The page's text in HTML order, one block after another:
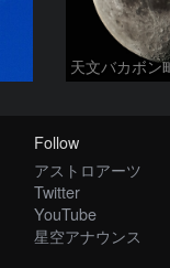
天文バカボン
Follow
アストロアーツ
Twitter
YouTube
星空アナウンス